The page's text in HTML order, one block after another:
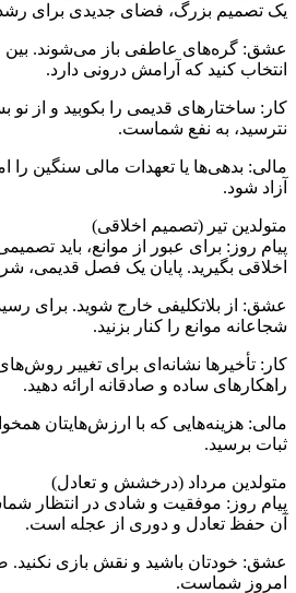
یک تصمیم بزرگ، فضای جدیدی برای
عشق: گره‌های عاطفی باز می‌شوند. بین
انتخاب کنید که آرامش درونی دارد.
کار: ساختارهای قدیمی را بکوبید و از نو
نترسید، به نفع شماست.
مالی: بدهی‌ها یا تعهدات مالی سنگین را
آزاد شود.
متولدین تیر (تصمیم اخلاقی)
پیام روز: برای عبور از موانع، باید
اخلاقی بگیرید. پایان یک فصل قدیمی،
عشق: از بلاتکلیفی خارج شوید. برای
شجاعانه موانع را کنار بزنید.
کار: تأخیرها نشانه‌ای برای تغییر
راهکارهای ساده و صادقانه ارائه دهید.
مالی: هزینه‌هایی که با ارزش‌هایتان
ثبات برسید.
متولدین مرداد (درخشش و تعادل)
پیام روز: موفقیت و شادی در انتظار
آن حفظ تعادل و دوری از عجله است.
عشق: خودتان باشید و نقش بازی
امروز شماست.